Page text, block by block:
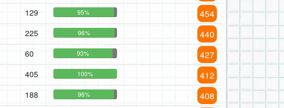
129 95% 454
225 96% 440
60 93% 427
405 100% 412
188 96% 408